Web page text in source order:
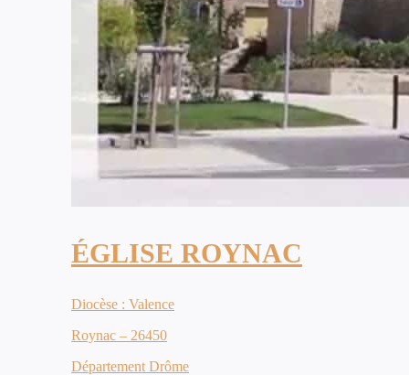
ÉGLISE ROYNAC
Diocèse : Valence
Roynac – 26450
Département Drôme